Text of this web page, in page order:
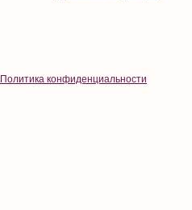
Политика конфиденциальности